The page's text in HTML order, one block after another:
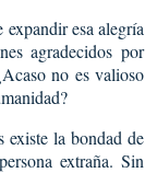
esa alegría
agradecidos por
no es valioso
la bondad de
extraña. Sin